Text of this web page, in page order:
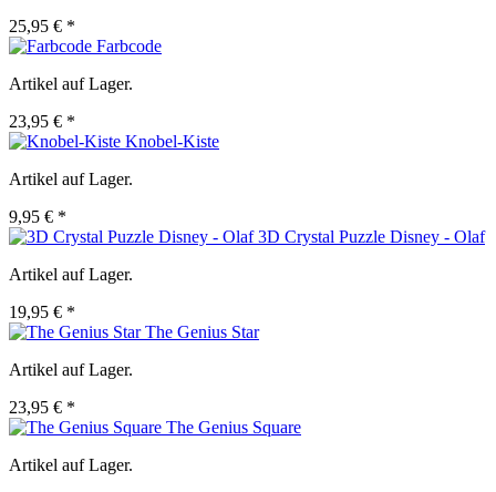
25,95 € *
Farbcode
Artikel auf Lager.
23,95 € *
Knobel-Kiste
Artikel auf Lager.
9,95 € *
3D Crystal Puzzle Disney - Olaf
Artikel auf Lager.
19,95 € *
The Genius Star
Artikel auf Lager.
23,95 € *
The Genius Square
Artikel auf Lager.